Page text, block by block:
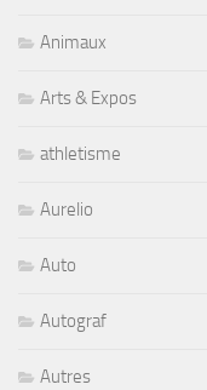
Animaux
Arts & Expos
athletisme
Aurelio
Auto
Autograf
Autres